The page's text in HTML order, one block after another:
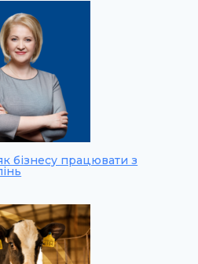
бізнесу працювати з